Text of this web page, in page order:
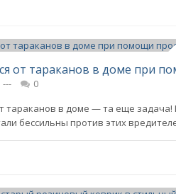
---
0
тараканов в доме — та еще
бессильны против этих